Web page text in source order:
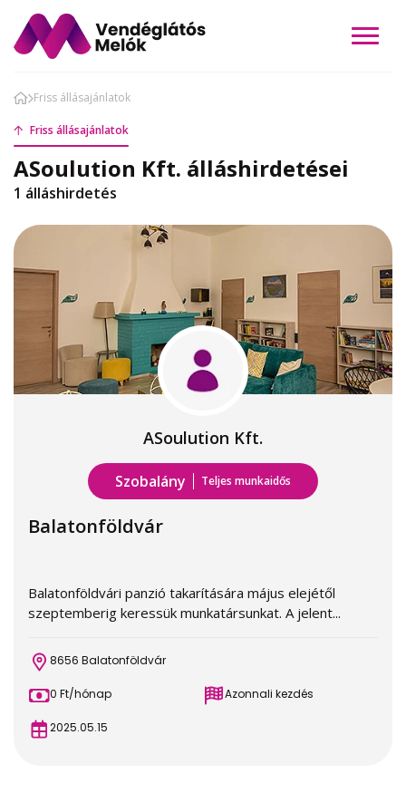
Friss állásajánlatok
Friss állásajánlatok
ASoulution Kft. álláshirdetései
1 álláshirdetés
ASoulution Kft.
Szobalány Teljes munkaidős
Balatonföldvár
Balatonföldvári panzió takarítására május elejétől
szeptemberig keressük munkatársunkat. A jelent...
8656 Balatonföldvár
0 Ft/hónap Azonnali kezdés
2025.05.15